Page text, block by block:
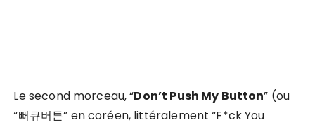
Le second morceau, “Don’t Push My Button” (ou
“뻐큐버튼” en coréen, littéralement “F*ck You